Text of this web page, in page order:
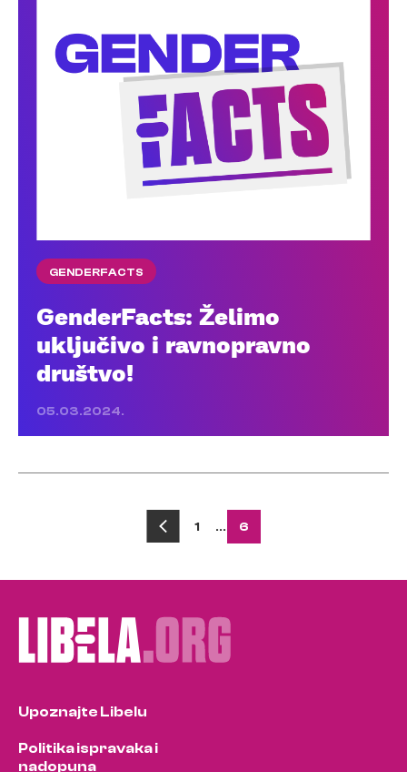
GENDERFACTS
GenderFacts: Želimo
uključivo i ravnopravno
društvo!
05.03.2024.
pagination
1 … 6
Upoznajte Libelu
Politika ispravaka i
nadopuna